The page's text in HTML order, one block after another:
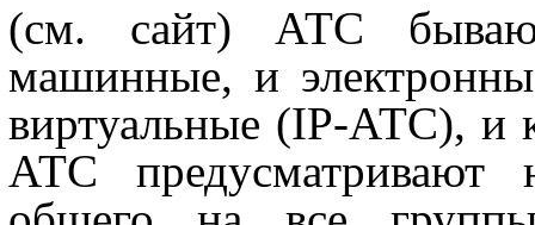
(см. сайт) АТС
машинные, и
виртуальные (IP-АТС), и
АТС предусматривают